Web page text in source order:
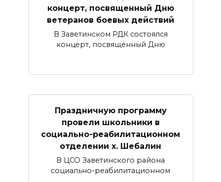
концерт, посвященный Дню
ветеранов боевых действий
В Заветинском РДК состоялся
концерт, посвящённый Дню
Праздничную программу
провели школьники в
социально-реабилитационном
отделении х. Шебалин
В ЦСО Заветинского района
социально-реабилитационном